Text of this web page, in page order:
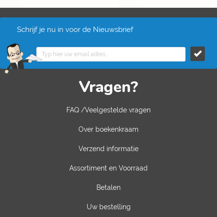
Schrijf je nu in voor de Nieuwsbrief
Vragen?
FAQ /Veelgestelde vragen
Over boekenkraam
Verzend informatie
Assortiment en Voorraad
Betalen
Uw bestelling